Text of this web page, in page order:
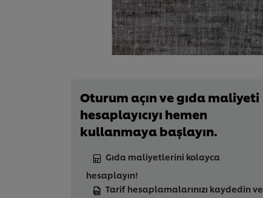
Oturum açın ve gıda maliyeti
hesaplayıcıyı hemen
kullanmaya başlayın.
Gıda maliyetlerini kolayca
hesaplayın!
Tarif hesaplamalarınızı kaydedin ve